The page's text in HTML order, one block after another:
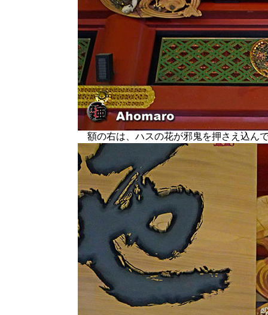
額の右は、ハスの花が邪鬼を押さえ込ん